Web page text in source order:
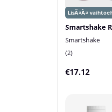
Smartshake
2
€17.12